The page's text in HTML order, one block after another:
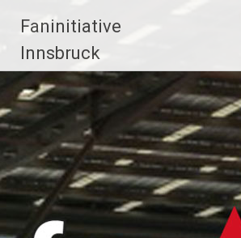
Faninitiative
Innsbruck